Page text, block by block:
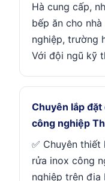
Hà cung cấp,
bếp ăn cho
nghiệp, trường
Với đội ngũ kỹ
Chuyên lắp
công nghiệp
✅ Chuyên
rửa inox công
nghiệp trên địa